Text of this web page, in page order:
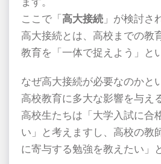
ここで「 高大接続 」が検討さ
高大接続とは、高校までの教
教育を「一体で捉えよう」と
なぜ高大接続が必要なのかと
高校教育に多大な影響を与え
高校生たちは「大学入試に合
い」と考えますし、高校の教
に寄与する勉強を教えたい」